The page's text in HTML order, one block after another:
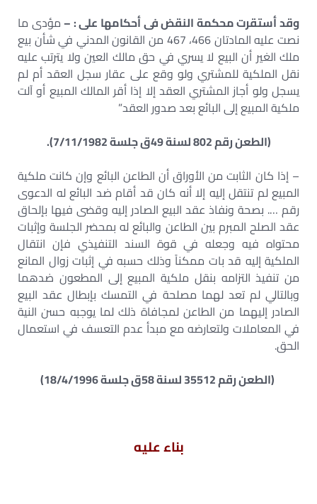
وقد أستقرت محكمة النقض فى أحكامها على : –مؤدى ما
نصت عليه المادتان 466، 467 من القانون المدني في شأن بيع
ملك الغير أن البيع لا يسري في حق مالك العين ولا يترتب عليه
نقل الملكية للمشتري ولو وقع على عقار سجل العقد أم لم
يسجل ولو أجاز المشتري العقد إلا إذا أقر المالك المبيع أو آلت
ملكية المبيع إلى البائع بعد صدور العقد”
(الطعن رقم 802 لسنة 49ق جلسة 7/11/1982).
– إذا كان الثابت من الأوراق أن الطاعن البائع وإن كانت ملكية
المبيع لم تنتقل إليه إلا أنه كان قد أقام ضد البائع له الدعوى
رقم …. بصحة ونفاذ عقد البيع الصادر إليه وقضى فيها بإلحاق
عقد الصلح المبرم بين الطاعن والبائع له بمحضر الجلسة وإثبات
محتواه فيه وجعله في قوة السند التنفيذي فإن انتقال
الملكية إليه قد بات ممكناً وذلك حسبه في إثبات زوال المانع
من تنفيذ التزامه بنقل ملكية المبيع إلى المطعون ضدهما
وبالتالي لم تعد لهما مصلحة في التمسك بإبطال عقد البيع
الصادر إليهما من الطاعن لمجافاة ذلك لما يوجبه حسن النية
في المعاملات ولتعارضه مع مبدأ عدم التعسف في استعمال
الحق.
(الطعن رقم 35512 لسنة 58ق جلسة 18/4/1996)
بناء عليه